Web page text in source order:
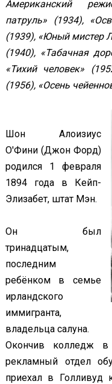
Американский
патруль» (1934),
(1939), «Юный мистер
(1940), «Табачная
«Тихий человек»
(1956), «Осень
Шон Алоизиус
О'Фини (Джон Форд)
родился 1 февраля
1894 года в Кейп-
Элизабет, штат Мэн.
Он был
тринадцатым,
последним
ребёнком в семье
ирландского
иммигранта,
владельца салуна.
Окончив колледж в
рекламный отдел
приехал в Голливуд